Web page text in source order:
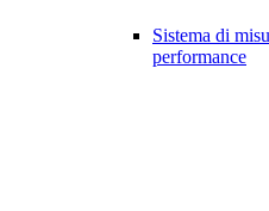
Sistema di
performance